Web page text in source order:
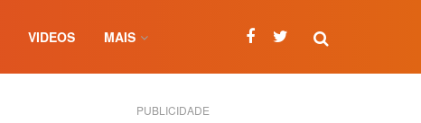
VIDEOS MAIS
PUBLICIDADE